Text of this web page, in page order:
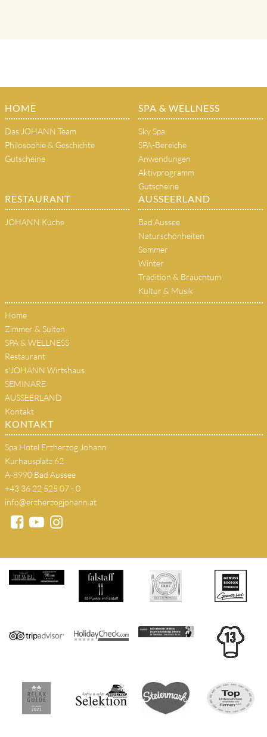
HOME
Das JOHANN Team
Philosophie & Geschichte
Gutscheine
SPA & WELLNESS
Sky Spa
SPA-Bereiche
Anwendungen
Aktivprogramm
Gutscheine
RESTAURANT
JOHANN Küche
AUSSEERLAND
Bad Aussee
Naturschönheiten
Sommer
Winter
Tradition & Brauchtum
Kultur & Musik
Home
Zimmer & Suiten
SPA & WELLNESS
Restaurant
s'JOHANN Wirtshaus
SEMINARE
AUSSEERLAND
Kontakt
KONTAKT
Spa Hotel Erzherzog Johann
Kurhausplatz 62
A-8990 Bad Aussee
+43 36 22 525 07 - 0
info@erzherzogjohann.at